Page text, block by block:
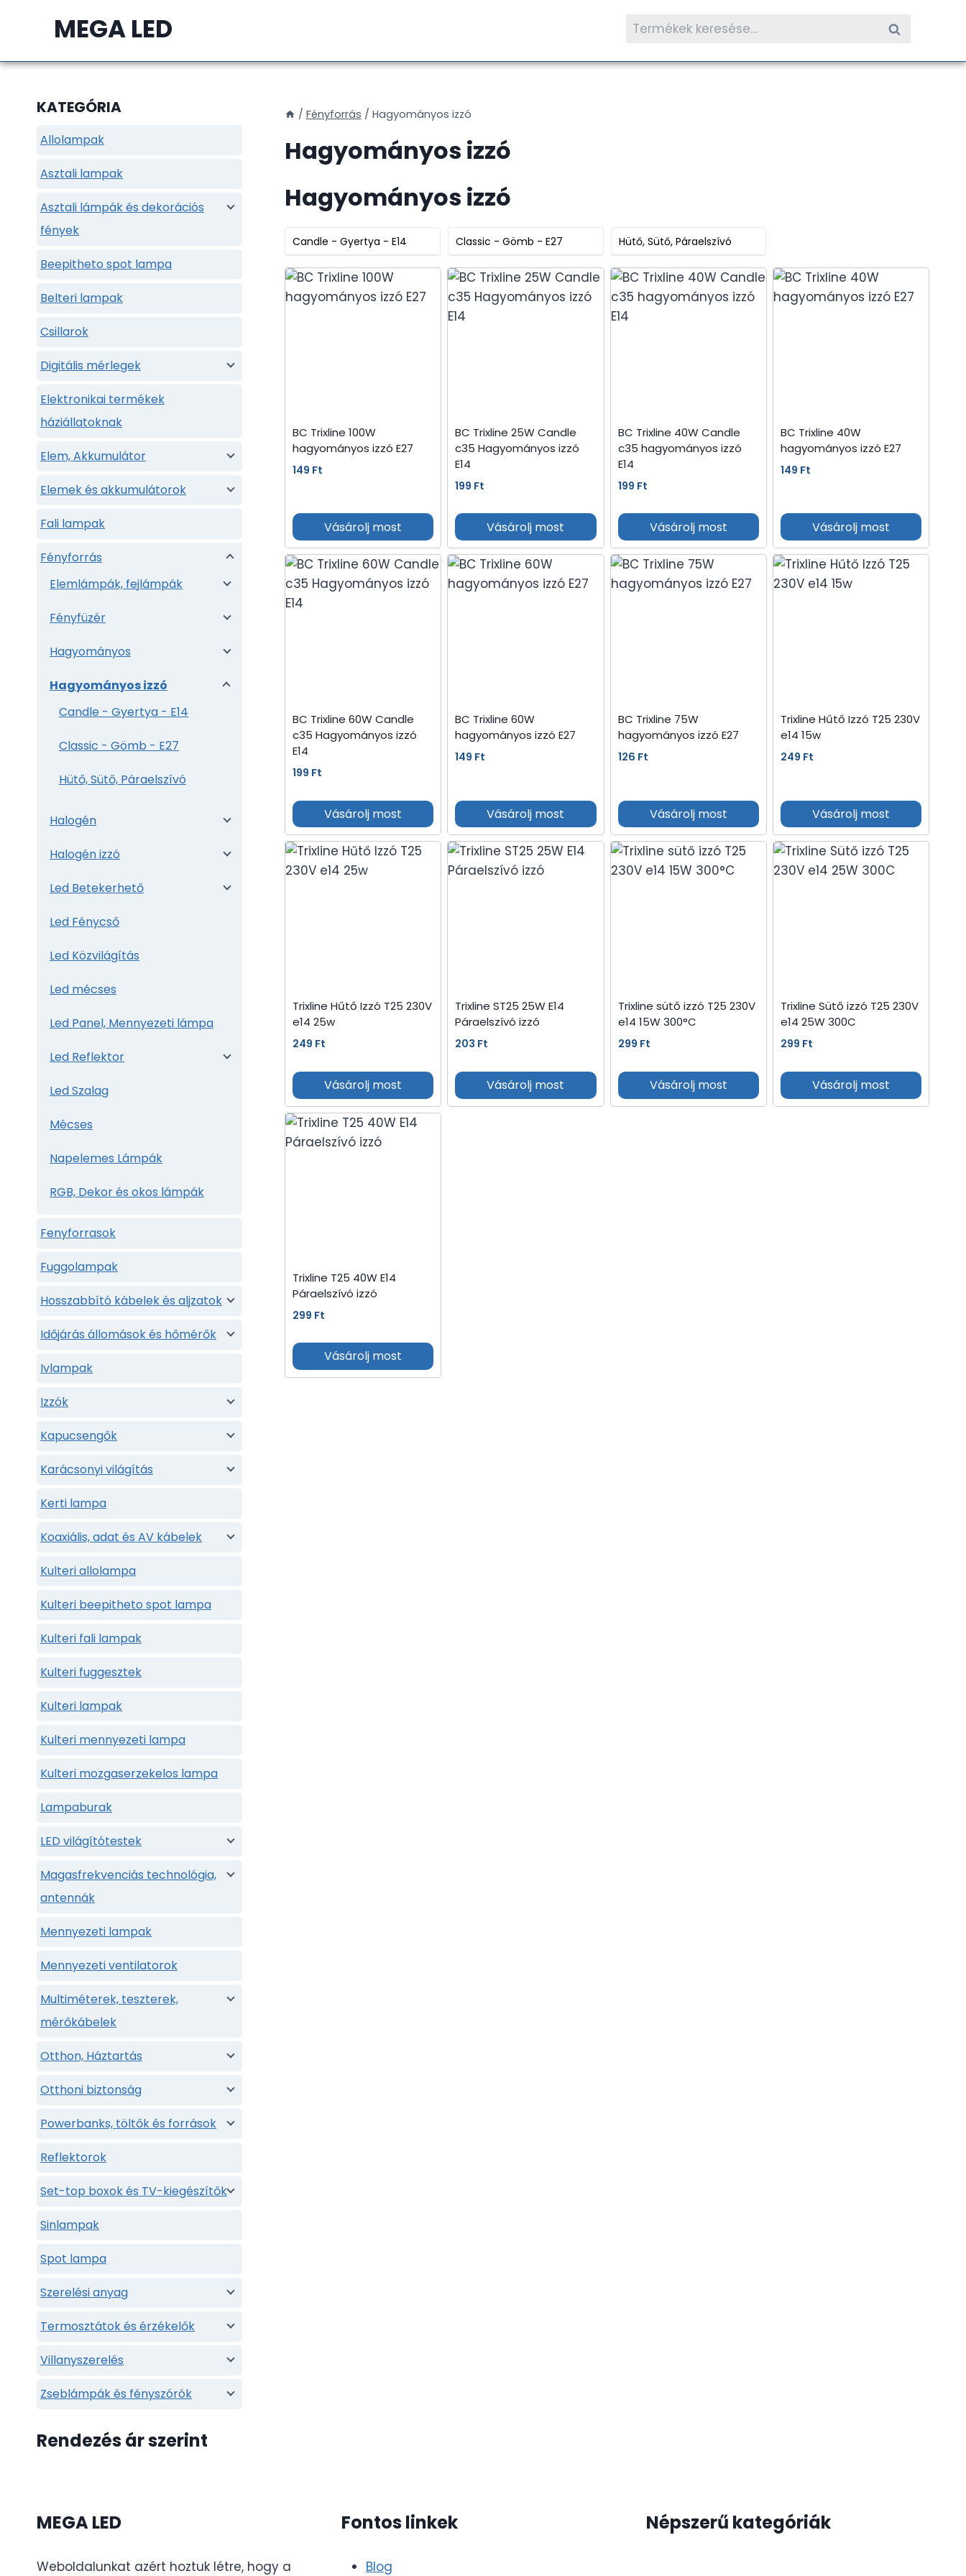
MEGA LED
Keresés
következőre:
Keresés
/ Fényforrás / Hagyományos izzó
Hagyományos izzó
Hagyományos izzó
Candle - Gyertya - E14 Classic - Gömb - E27 Hütő, Sütő, Páraelszívó
BC Trixline 100W
hagyományos izzó E27
149 Ft
Vásárolj most
BC Trixline 25W Candle
c35 Hagyományos izzó
E14
199 Ft
Vásárolj most
BC Trixline 40W Candle
c35 hagyományos izzó
E14
199 Ft
Vásárolj most
BC Trixline 40W
hagyományos izzó E27
149 Ft
Vásárolj most
BC Trixline 60W Candle
c35 Hagyományos izzó
E14
199 Ft
Vásárolj most
BC Trixline 60W
hagyományos izzó E27
149 Ft
Vásárolj most
BC Trixline 75W
hagyományos izzó E27
126 Ft
Vásárolj most
Trixline Hűtő Izzó T25 230V
e14 15w
249 Ft
Vásárolj most
Trixline Hűtő Izzó T25 230V
e14 25w
249 Ft
Vásárolj most
Trixline ST25 25W E14
Páraelszívó izzó
203 Ft
Vásárolj most
Trixline sütő izzó T25 230V
e14 15W 300°C
299 Ft
Vásárolj most
Trixline Sütő izzó T25 230V
e14 25W 300C
299 Ft
Vásárolj most
Trixline T25 40W E14
Páraelszívó izzó
299 Ft
Vásárolj most
KATEGÓRIA
Allolampak
Asztali lampak
Asztali lámpák és dekorációs
fények
Beepitheto spot lampa
Belteri lampak
Csillarok
Digitális mérlegek
Elektronikai termékek
háziállatoknak
Elem, Akkumulátor
Elemek és akkumulátorok
Fali lampak
Fényforrás
Elemlámpák, fejlámpák
Fényfüzér
Hagyományos
Hagyományos izzó
Candle - Gyertya - E14
Classic - Gömb - E27
Hütő, Sütő, Páraelszívó
Halogén
Halogén izzó
Led Betekerhető
Led Fénycső
Led Közvilágítás
Led mécses
Led Panel, Mennyezeti lámpa
Led Reflektor
Led Szalag
Mécses
Napelemes Lámpák
RGB, Dekor és okos lámpák
Fenyforrasok
Fuggolampak
Hosszabbító kábelek és aljzatok
Időjárás állomások és hőmérők
Ivlampak
Izzók
Kapucsengők
Karácsonyi világítás
Kerti lampa
Koaxiális, adat és AV kábelek
Kulteri allolampa
Kulteri beepitheto spot lampa
Kulteri fali lampak
Kulteri fuggesztek
Kulteri lampak
Kulteri mennyezeti lampa
Kulteri mozgaserzekelos lampa
Lampaburak
LED világítótestek
Magasfrekvenciás technológia,
antennák
Mennyezeti lampak
Mennyezeti ventilatorok
Multiméterek, teszterek,
mérőkábelek
Otthon, Háztartás
Otthoni biztonság
Powerbanks, töltők és források
Reflektorok
Set-top boxok és TV-kiegészítők
Sinlampak
Spot lampa
Szerelési anyag
Termosztátok és érzékelők
Villanyszerelés
Zseblámpák és fényszórók
Rendezés ár szerint
MEGA LED
Weboldalunkat azért hoztuk létre, hogy a
Fontos linkek
Blog
Népszerű kategóriák